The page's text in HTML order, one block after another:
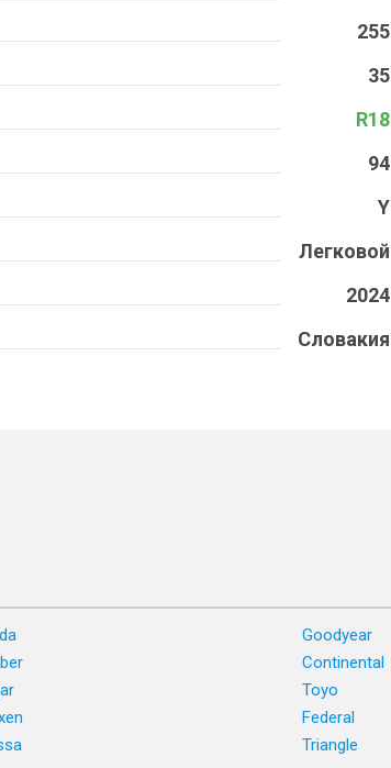
255
35
R18
94
Y
Легковой
2024
Словакия
Goodyear
Continental
Toyo
Federal
Triangle